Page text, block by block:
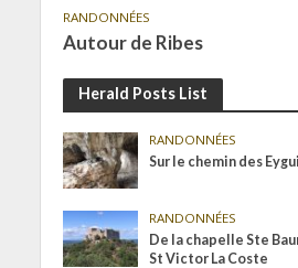
RANDONNÉES
Autour de Ribes
Herald Posts List
RANDONNÉES
Sur le chemin des
RANDONNÉES
De la chapelle Ste
St Victor La Coste